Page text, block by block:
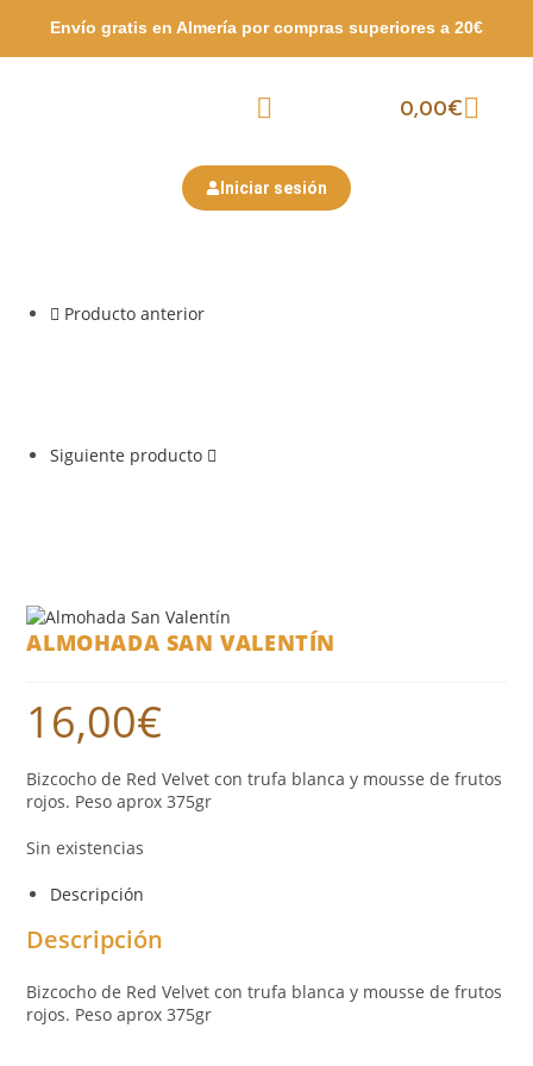
Envío gratis en Almería por compras superiores a 20€
0,00€
Iniciar sesión
Producto anterior
Siguiente producto
ALMOHADA SAN VALENTÍN
16,00€
Bizcocho de Red Velvet con trufa blanca y mousse de frutos
rojos. Peso aprox 375gr
Sin existencias
Descripción
Descripción
Bizcocho de Red Velvet con trufa blanca y mousse de frutos
rojos. Peso aprox 375gr